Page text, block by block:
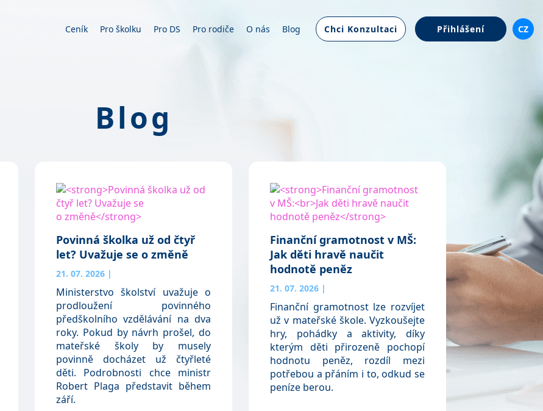
Ceník Pro školku Pro DS Pro rodiče O nás Blog CZ
Chci Konzultaci Přihlášení
Blog
Povinná školka už od čtyř
let? Uvažuje se o změně
21. 07. 2026 |
Ministerstvo školství uvažuje o
prodloužení povinného
předškolního vzdělávání na dva
roky. Pokud by návrh prošel, do
mateřské školy by musely
povinně docházet už čtyřleté
děti. Podrobnosti chce ministr
Robert Plaga představit během
září.
Finanční gramotnost v MŠ:
Jak děti hravě naučit
hodnotě peněz
21. 07. 2026 |
Finanční gramotnost lze rozvíjet
už v mateřské škole. Vyzkoušejte
hry, pohádky a aktivity, díky
kterým děti přirozeně pochopí
hodnotu peněz, rozdíl mezi
potřebou a přáním i to, odkud se
peníze berou.